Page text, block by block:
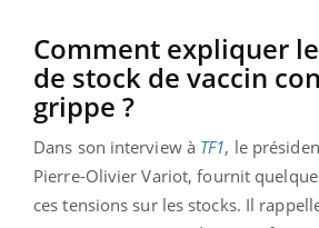
Comment expliquer
de stock de vaccin
grippe ?
Dans son interview à TF1, le
Pierre-Olivier Variot, fournit
ces tensions sur les stocks. Il